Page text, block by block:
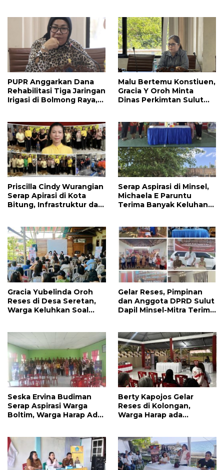
PUPR Anggarkan Dana
Rehabilitasi Tiga Jaringan
Irigasi di Bolmong Raya,
Malu Bertemu Konstiuen,
Gracia Y Oroh Minta
Dinas Perkimtan Sulut
Jalan di Tandengan I
Priscilla Cindy Wurangian
Serap Apirasi di Kota
Bitung, Infrastruktur dan
Warga
Serap Aspirasi di Minsel,
Michaela E Paruntu
Terima Banyak Keluhan
Gracia Yubelinda Oroh
Reses di Desa Seretan,
Warga Keluhkan Soal
Gelar Reses, Pimpinan
dan Anggota DPRD Sulut
Dapil Minsel-Mitra Terima
Seska Ervina Budiman
Serap Aspirasi Warga
Boltim, Warga Harap Ada
Berty Kapojos Gelar
Reses di Kolongan,
Warga Harap ada